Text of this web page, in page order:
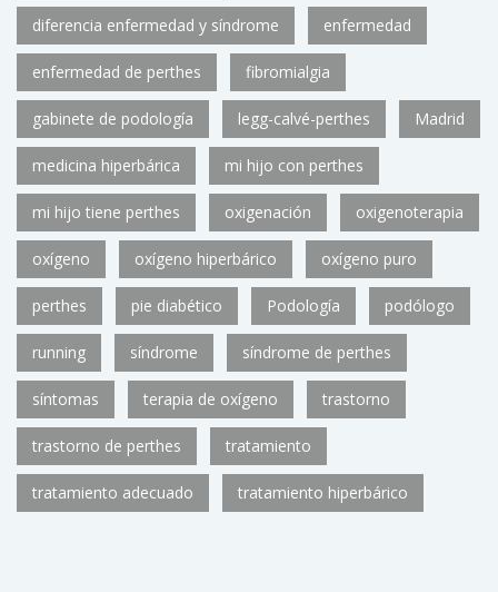
diferencia enfermedad y síndrome enfermedad
enfermedad de perthes fibromialgia
gabinete de podología legg-calvé-perthes Madrid
medicina hiperbárica mi hijo con perthes
mi hijo tiene perthes oxigenación oxigenoterapia
oxígeno oxígeno hiperbárico oxígeno puro
perthes pie diabético Podología podólogo
running síndrome síndrome de perthes
síntomas terapia de oxígeno trastorno
trastorno de perthes tratamiento
tratamiento adecuado tratamiento hiperbárico